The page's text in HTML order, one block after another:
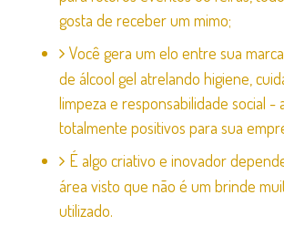
gosta de receber um mimo;
Você gera um elo entre sua
de álcool gel atrelando higiene,
limpeza e responsabilidade social -
totalmente positivos para sua
É algo criativo e inovador
área visto que não é um brinde
utilizado.